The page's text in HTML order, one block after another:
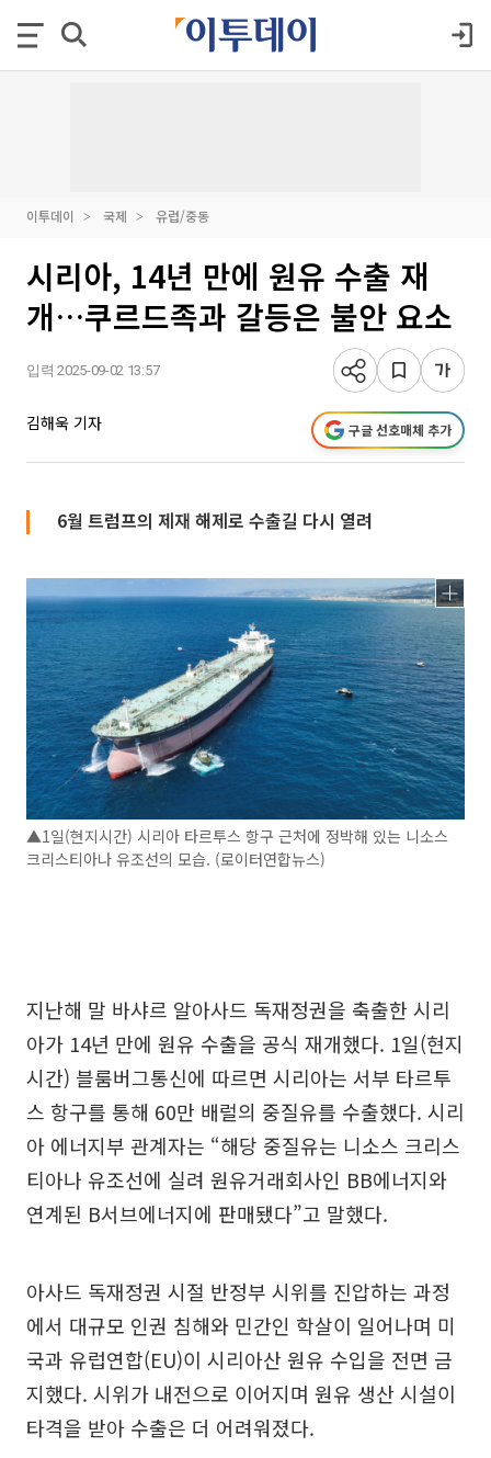
이투데이 국제 유럽/중동
시리아, 14년 만에 원유 수출 재
개…쿠르드족과 갈등은 불안 요소
입력 2025-09-02 13:57
김해욱 기자 구글 선호매체 추가
6월 트럼프의 제재 해제로 수출길 다시 열려
▲1일(현지시간) 시리아 타르투스 항구 근처에 정박해 있는 니소스
크리스티아나 유조선의 모습. (로이터연합뉴스)
지난해 말 바샤르 알아사드 독재정권을 축출한 시리
아가 14년 만에 원유 수출을 공식 재개했다. 1일(현지
시간) 블룸버그통신에 따르면 시리아는 서부 타르투
스 항구를 통해 60만 배럴의 중질유를 수출했다. 시리
아 에너지부 관계자는 “해당 중질유는 니소스 크리스
티아나 유조선에 실려 원유거래회사인 BB에너지와
연계된 B서브에너지에 판매됐다”고 말했다.
아사드 독재정권 시절 반정부 시위를 진압하는 과정
에서 대규모 인권 침해와 민간인 학살이 일어나며 미
국과 유럽연합(EU)이 시리아산 원유 수입을 전면 금
지했다. 시위가 내전으로 이어지며 원유 생산 시설이
타격을 받아 수출은 더 어려워졌다.